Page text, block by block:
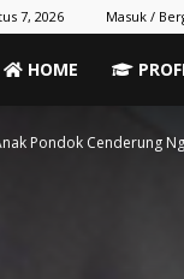
7, 2026 Masuk /
HOME
Pondok Cenderung